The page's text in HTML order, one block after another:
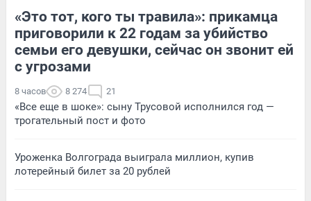
«Это тот, кого ты травила»: прикамца
приговорили к 22 годам за убийство
семьи его девушки, сейчас он звонит ей
с угрозами
8 часов 8 274 21
«Все еще в шоке»: сыну Трусовой исполнился год —
трогательный пост и фото
Уроженка Волгограда выиграла миллион, купив
лотерейный билет за 20 рублей